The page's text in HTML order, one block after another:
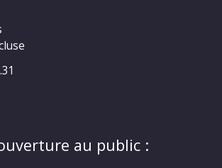
au public :